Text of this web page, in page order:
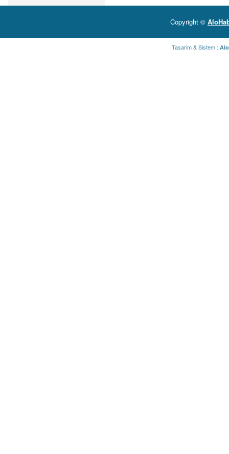
Copyright ©
Tasarim & Sistem :